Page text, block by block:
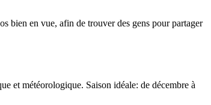
bien en vue, afin de trouver des gens pour partager
et météorologique. Saison idéale: de décembre à